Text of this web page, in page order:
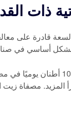
ذات
بشكل أساسي في
آلة تكرير زيت السمسم القوية
مصفاة زيت النخيل